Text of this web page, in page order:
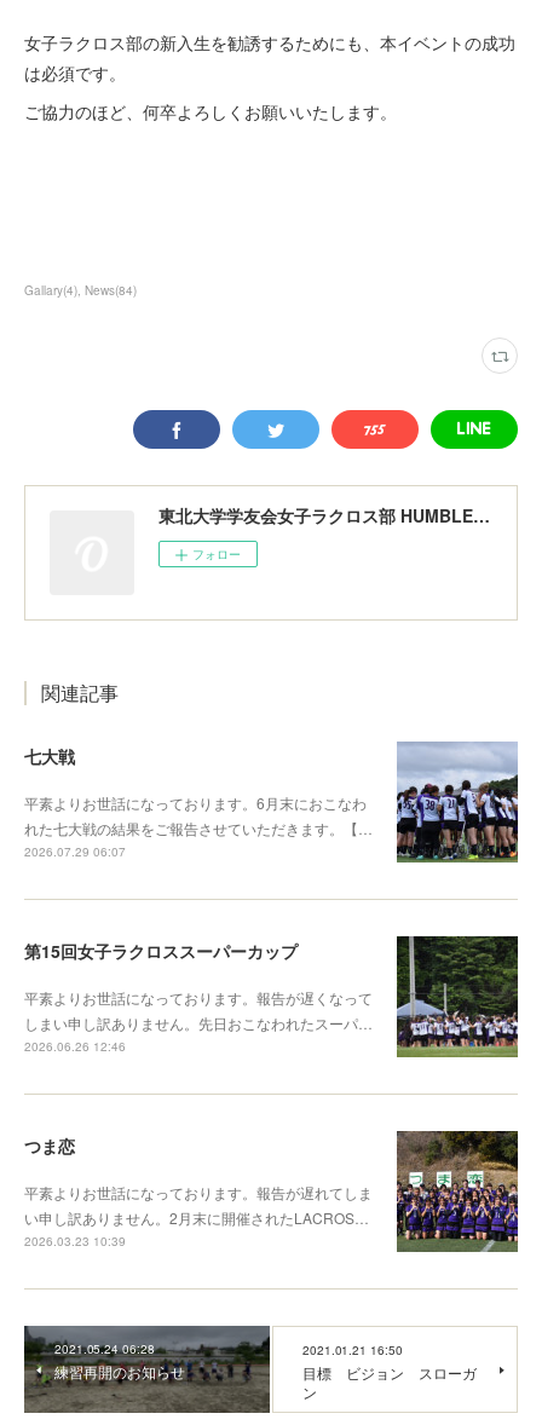
女子ラクロス部の新入生を勧誘するためにも、本イベントの成功
は必須です。
ご協力のほど、何卒よろしくお願いいたします。
Gallary(4) News(84)
東北大学学友会女子ラクロス部 HUMBLERS
フォロー
関連記事
七大戦
平素よりお世話になっております。6月末におこなわ
れた七大戦の結果をご報告させていただきます。【…
2026.07.29 06:07
第15回女子ラクロススーパーカップ
平素よりお世話になっております。報告が遅くなって
しまい申し訳ありません。先日おこなわれたスーパ…
2026.06.26 12:46
つま恋
平素よりお世話になっております。報告が遅れてしま
い申し訳ありません。2月末に開催されたLACROS…
2026.03.23 10:39
2021.05.24 06:28
練習再開のお知らせ
2021.01.21 16:50
目標 ビジョン スローガ
ン